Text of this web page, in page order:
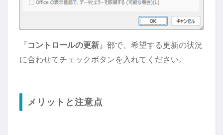
『コントロールの更新 』部で、希望する更新の状況
に合わせてチェックボタンを入れてください。
メリットと注意点